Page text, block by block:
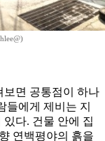
보면 공통점이 하나
들에게 제비는 지
다. 건물 안에 집
연백평야의 흙을